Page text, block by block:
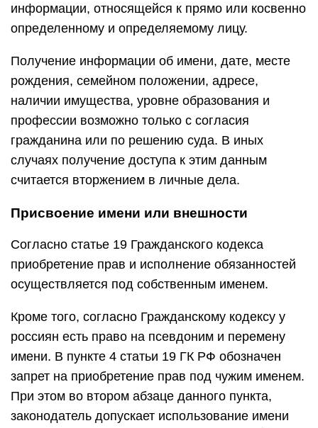
информации, относящейся к прямо или косвенно
определенному и определяемому лицу.
Получение информации об имени, дате, месте
рождения, семейном положении, адресе,
наличии имущества, уровне образования и
профессии возможно только с согласия
гражданина или по решению суда. В иных
случаях получение доступа к этим данным
считается вторжением в личные дела.
Присвоение имени или внешности
Согласно статье 19 Гражданского кодекса
приобретение прав и исполнение обязанностей
осуществляется под собственным именем.
Кроме того, согласно Гражданскому кодексу у
россиян есть право на псевдоним и перемену
имени. В пункте 4 статьи 19 ГК РФ обозначен
запрет на приобретение прав под чужим именем.
При этом во втором абзаце данного пункта,
законодатель допускает использование имени